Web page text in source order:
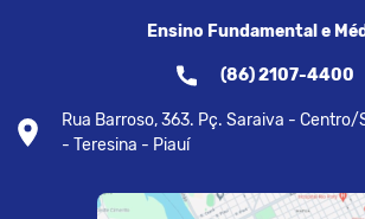
Ensino Fundamental e
(86) 2107-4400
Rua Barroso, 363. Pç. Saraiva - Centro/
- Teresina - Piauí